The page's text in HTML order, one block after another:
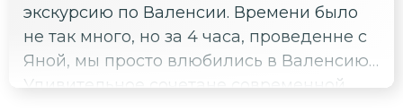
экскурсию по Валенсии. Времени было
не так много, но за 4 часа, проведенне с
Яной, мы просто влюбились в Валенсию!
Удивительное сочетане современной,